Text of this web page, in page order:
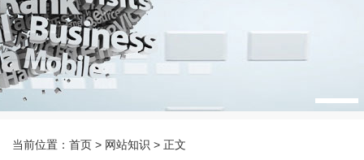
当前位置： 首页 > 网站知识 > 正文